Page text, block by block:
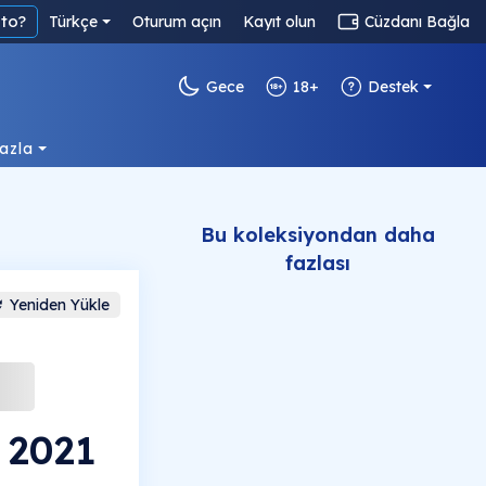
Türkçe Oturum açın Kayıt olun Cüzdanı Bağla
Gece 18+ Destek
Yeniden Yükle
Bu koleksiyondan daha
fazlası